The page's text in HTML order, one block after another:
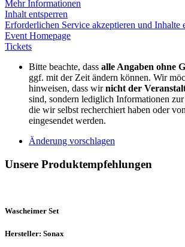
Mehr Informationen
Inhalt entsperren
Erforderlichen Service akzeptieren und Inhalte
Event Homepage
Tickets
Bitte beachte, dass alle Angaben ohne
ggf. mit der Zeit ändern können. Wir
hinweisen, dass wirnicht der
sind, sondern lediglich Informationen
die wir selbst recherchiert haben oder
eingesendet werden.
Änderung vorschlagen
Unsere Produktempfehlungen
Wascheimer Set
Hersteller: Sonax